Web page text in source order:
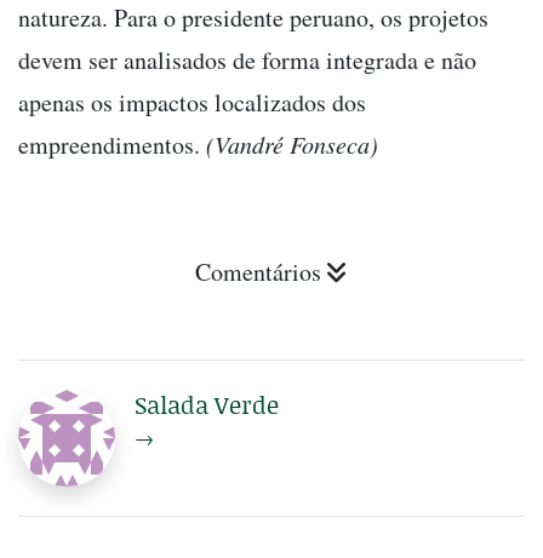
natureza. Para o presidente peruano, os projetos
devem ser analisados de forma integrada e não
apenas os impactos localizados dos
empreendimentos. (Vandré Fonseca)
Comentários
Salada Verde
→